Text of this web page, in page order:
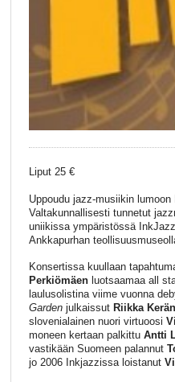
Liput 25 €
Uppoudu jazz-musiikin
Valtakunnallisesti tunnetut
uniikissa ympäristössä
Ankkapurhan
Konsertissa kuullaan
Perkiömäenluotsaamaa all
laulusolistina viime vuonna
GardenjulkaissutRiikka
slovenialainen nuori virtuoosi
moneen kertaan palkittu Antti
vastikään Suomeen palannut
jo 2006 Inkjazzissa loistanut